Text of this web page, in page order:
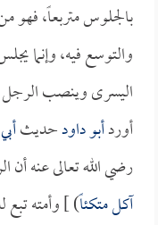
بالجلوس متربعاً، فهو
والتوسع فيه، وإنما
اليسرى وينصب الرجل
أوردأبو داودحديث
رضي الله تعالى عنه
آكل متكئاً) ] وأمته تبع